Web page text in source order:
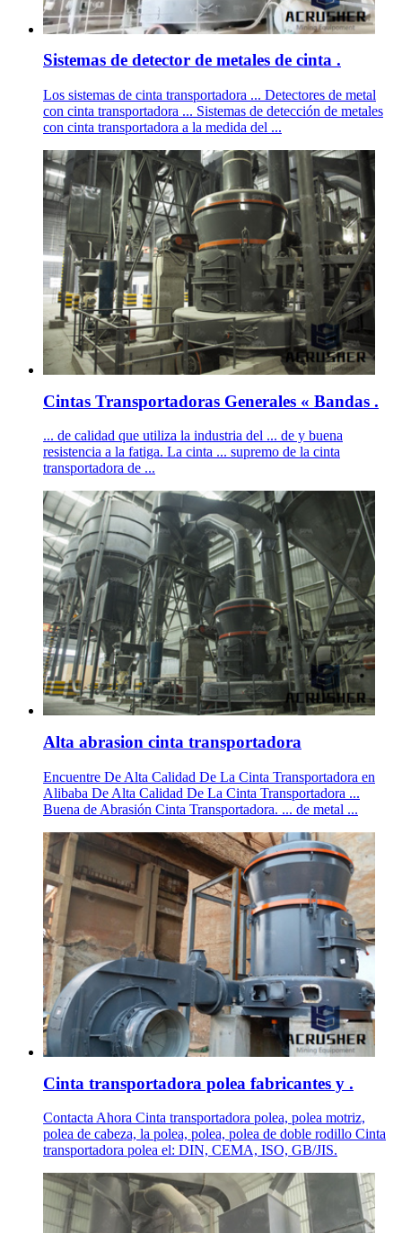
Sistemas de detector de metales de cinta .
Los sistemas de cinta transportadora ... Detectores de metal
con cinta transportadora ... Sistemas de detección de metales
con cinta transportadora a la medida del ...
Cintas Transportadoras Generales « Bandas .
... de calidad que utiliza la industria del ... de y buena
resistencia a la fatiga. La cinta ... supremo de la cinta
transportadora de ...
Alta abrasion cinta transportadora
Encuentre De Alta Calidad De La Cinta Transportadora en
Alibaba De Alta Calidad De La Cinta Transportadora ...
Buena de Abrasión Cinta Transportadora. ... de metal ...
Cinta transportadora polea fabricantes y .
Contacta Ahora Cinta transportadora polea, polea motriz,
polea de cabeza, la polea, polea, polea de doble rodillo Cinta
transportadora polea el: DIN, CEMA, ISO, GB/JIS.